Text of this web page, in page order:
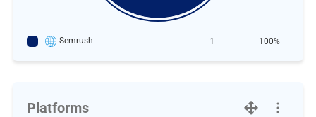
Semrush 1 100%
Platforms